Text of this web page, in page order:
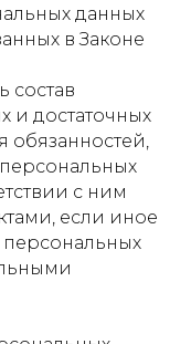
данных
в Законе
состав
и достаточных
обязанностей,
с ним
если иное